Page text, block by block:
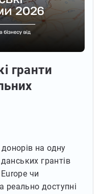
гранти
на одну
грантів
чи
реально доступні